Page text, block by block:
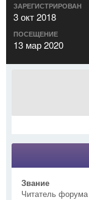
ЗАРЕГИСТРИРОВАН
3 окт 2018
ПОСЕЩЕНИЕ
13 мар 2020
Звание
Читатель форума